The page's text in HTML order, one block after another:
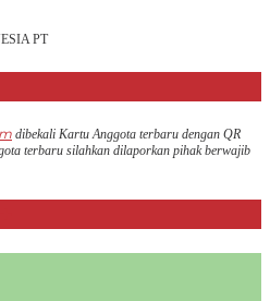
PT
dibekali Kartu Anggota terbaru dengan QR
terbaru silahkan dilaporkan pihak berwajib